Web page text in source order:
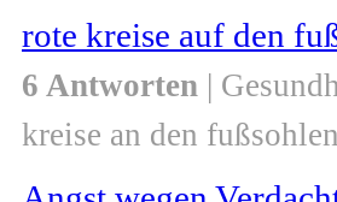
rote kreise auf den
6 Antworten |
kreise an den fußsohlen